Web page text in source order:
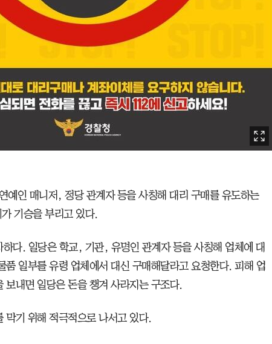
예인 매니저, 정당 관계자 등을 사칭해 대리 구매를 유도하는
기승을 부리고 있다.
하다. 일당은 학교, 기관, 유명인 관계자 등을 사칭해 업체에 대
품 일부를 유령 업체에서 대신 구매해달라고 요청한다. 피해 업
보내면 일당은 돈을 챙겨 사라지는 구조다.
막기 위해 적극적으로 나서고 있다.